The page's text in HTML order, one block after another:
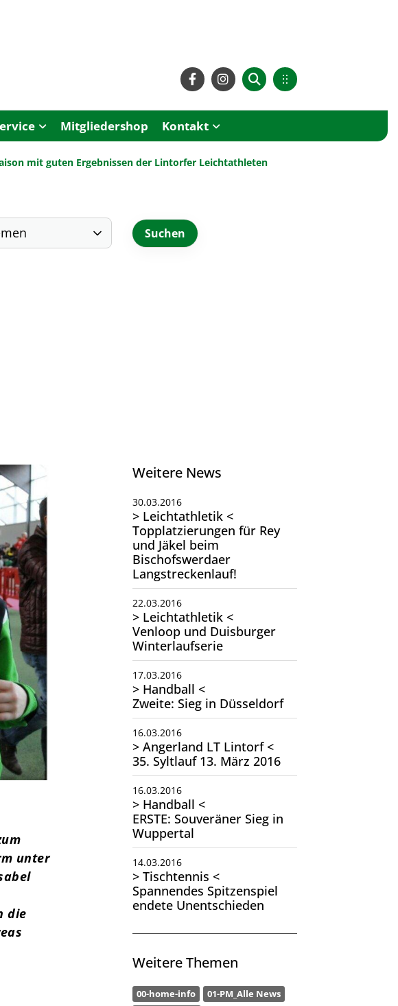
Mitgliedershop Kontakt
mit guten Ergebnissen der Lintorfer Leichtathleten
unter
die
Weitere News
30.03.2016
> Leichtathletik <
Topplatzierungen für Rey
und Jäkel beim
Bischofswerdaer
Langstreckenlauf!
22.03.2016
> Leichtathletik <
Venloop und Duisburger
Winterlaufserie
17.03.2016
> Handball <
Zweite: Sieg in Düsseldorf
16.03.2016
> Angerland LT Lintorf <
35. Syltlauf 13. März 2016
16.03.2016
> Handball <
ERSTE: Souveräner Sieg in
Wuppertal
14.03.2016
> Tischtennis <
Spannendes Spitzenspiel
endete Unentschieden
Weitere Themen
00-home-info
01-PM_Alle News